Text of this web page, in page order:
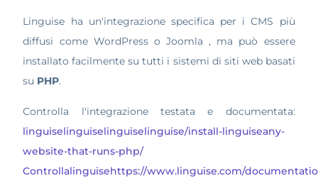
Linguise ha un'integrazione specifica per i CMS più
diffusi come WordPress o Joomla , ma può essere
installato facilmente su tutti i sistemi di siti web basati
su PHP.
Controlla l'integrazione testata e documentata:
linguiselinguiselinguiselinguise/install-linguiseany-
website-that-runs-php/
Controllalinguisehttps://www.linguise.com/